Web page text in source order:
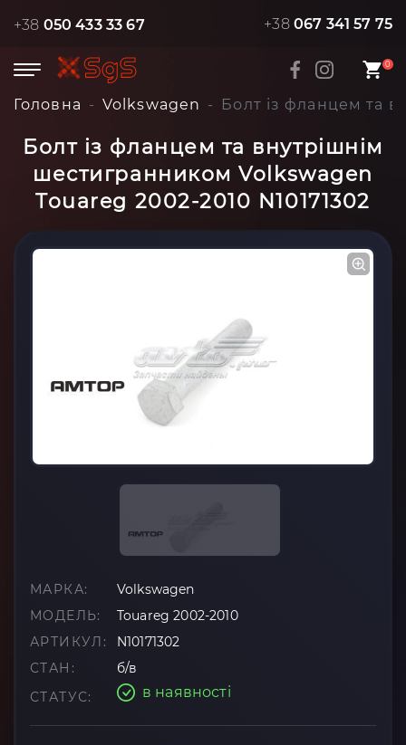
+38 050 433 33 67 +38 067 341 57 75
0
Головна Volkswagen Болт із фланцем та
Болт із фланцем та внутрішнім
шестигранником Volkswagen
Touareg 2002-2010 N10171302
МАРКА:
Volkswagen
МОДЕЛЬ:
Touareg 2002-2010
АРТИКУЛ:
N10171302
СТАН:
б/в
СТАТУС:
в наявності